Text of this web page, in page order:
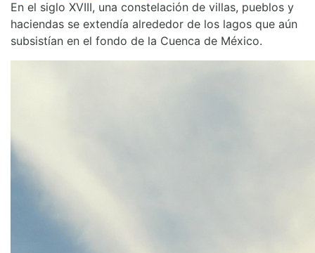
En el siglo XVIII, una constelación de villas, pueblos y
haciendas se extendía alrededor de los lagos que aún
subsistían en el fondo de la Cuenca de México.